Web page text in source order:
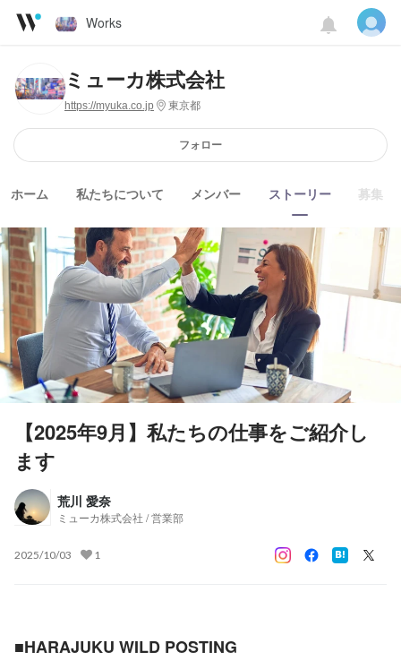
Works
ミューカ株式会社
https://myuka.co.jp 東京都
フォロー
ホーム 私たちについて メンバー ストーリー 募集
【2025年9月】私たちの仕事をご紹介し
ます
荒川 愛奈
ミューカ株式会社 / 営業部
2025/10/03 1
■HARAJUKU WILD POSTING